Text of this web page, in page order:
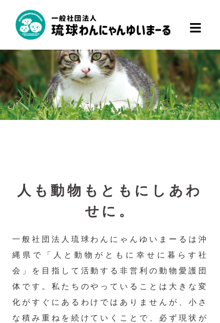
人も動物もともにしあわ
せに。
一般社団法人琉球わんにゃんゆいまーるは沖
縄県で「人と動物がともに幸せに暮らす社
会」を目指して活動する非営利の動物愛護団
体です。私たちのやっていることは大きな変
化がすぐにあるわけではありませんが、小さ
な積み重ねを続けていくことで、必ず現状が